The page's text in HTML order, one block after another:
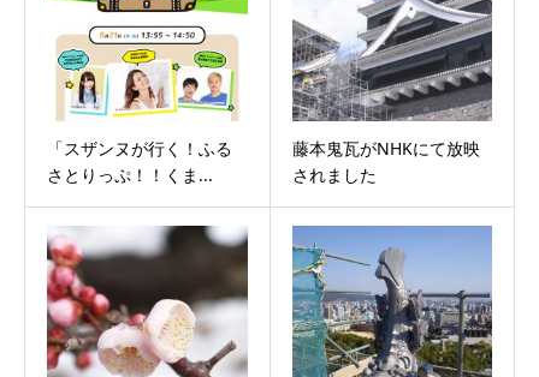
「スザンヌが行く！ふる
さとりっぷ！！くま...
藤本鬼瓦がNHKにて放映
されました